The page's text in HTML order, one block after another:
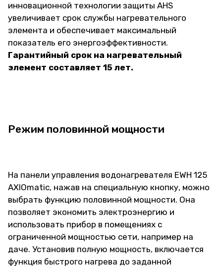
инновационной технологии защиты AHS
увеличивает срок службы нагревательного
элемента и обеспечивает максимальный
показатель его энергоэффективности.
Гарантийный срок на нагревательный
элемент составляет 15 лет.
Режим половинной мощности
На панели управления водонагревателя EWH 125
AXIOmatic, нажав на специальную кнопку, можно
выбрать функцию половинной мощности. Она
позволяет экономить электроэнергию и
использовать прибор в помещениях с
ограниченной мощностью сети, например на
даче. Установив полную мощность, включается
функция быстрого нагрева до заданной